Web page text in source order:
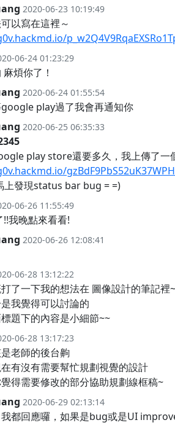
2020-06-23 10:19:49
以寫在這裡～
06-24 01:23:29
煩你了！
2020-06-24 01:55:54
play過了我會再通知你
2020-06-25 06:35:33
play store還要多久，我上傳了一
上發現status bar bug = =)
06-26 11:55:49
!!我晚點來看看!
2020-06-26 12:08:41
06-28 13:12:22
了一下我的想法在 圖像設計的筆記裡
我覺得可以討論的
題下的內容是小細節~~
06-28 13:17:23
老師的後台齁
有沒有需要幫忙規劃視覺的設計
得需要修改的部分協助規劃線框稿~
2020-06-29 02:13:14
都回應囉，如果是bug或是UI